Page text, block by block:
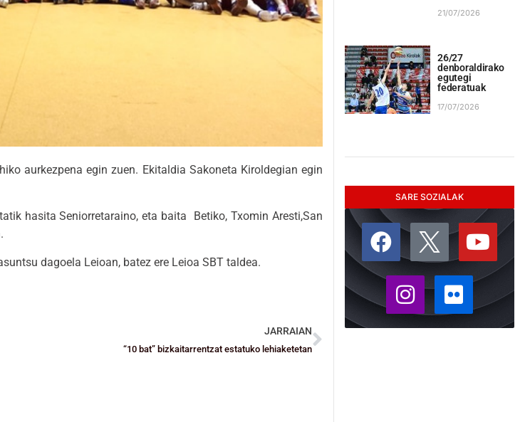
aurkezpena egin zuen. Ekitaldia Sakoneta Kiroldegian egin
hasita Seniorretaraino, eta baita Betiko, Txomin Aresti,San
dagoela Leioan, batez ere Leioa SBT taldea.
JARRAIAN
“10 bat” bizkaitarrentzat estatuko lehiaketetan
21/07/2026
26/27
denboraldirako
egutegi
federatuak
17/07/2026
SARE SOZIALAK